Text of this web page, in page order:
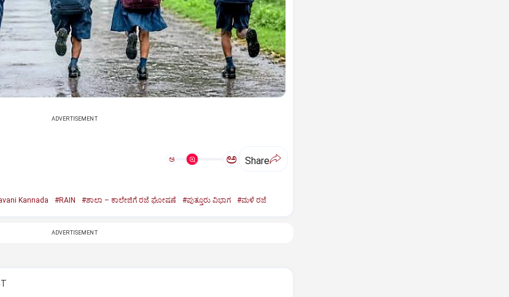
ADVERTISEMENT
ಅ ಅ Share
Kannada #RAIN #ಶಾಲಾ – ಕಾಲೇಜಿಗೆ ರಜೆ ಘೋಷಣೆ #ಪುತ್ತೂರು ವಿಭಾಗ #ಮಳೆ ರಜೆ
ADVERTISEMENT